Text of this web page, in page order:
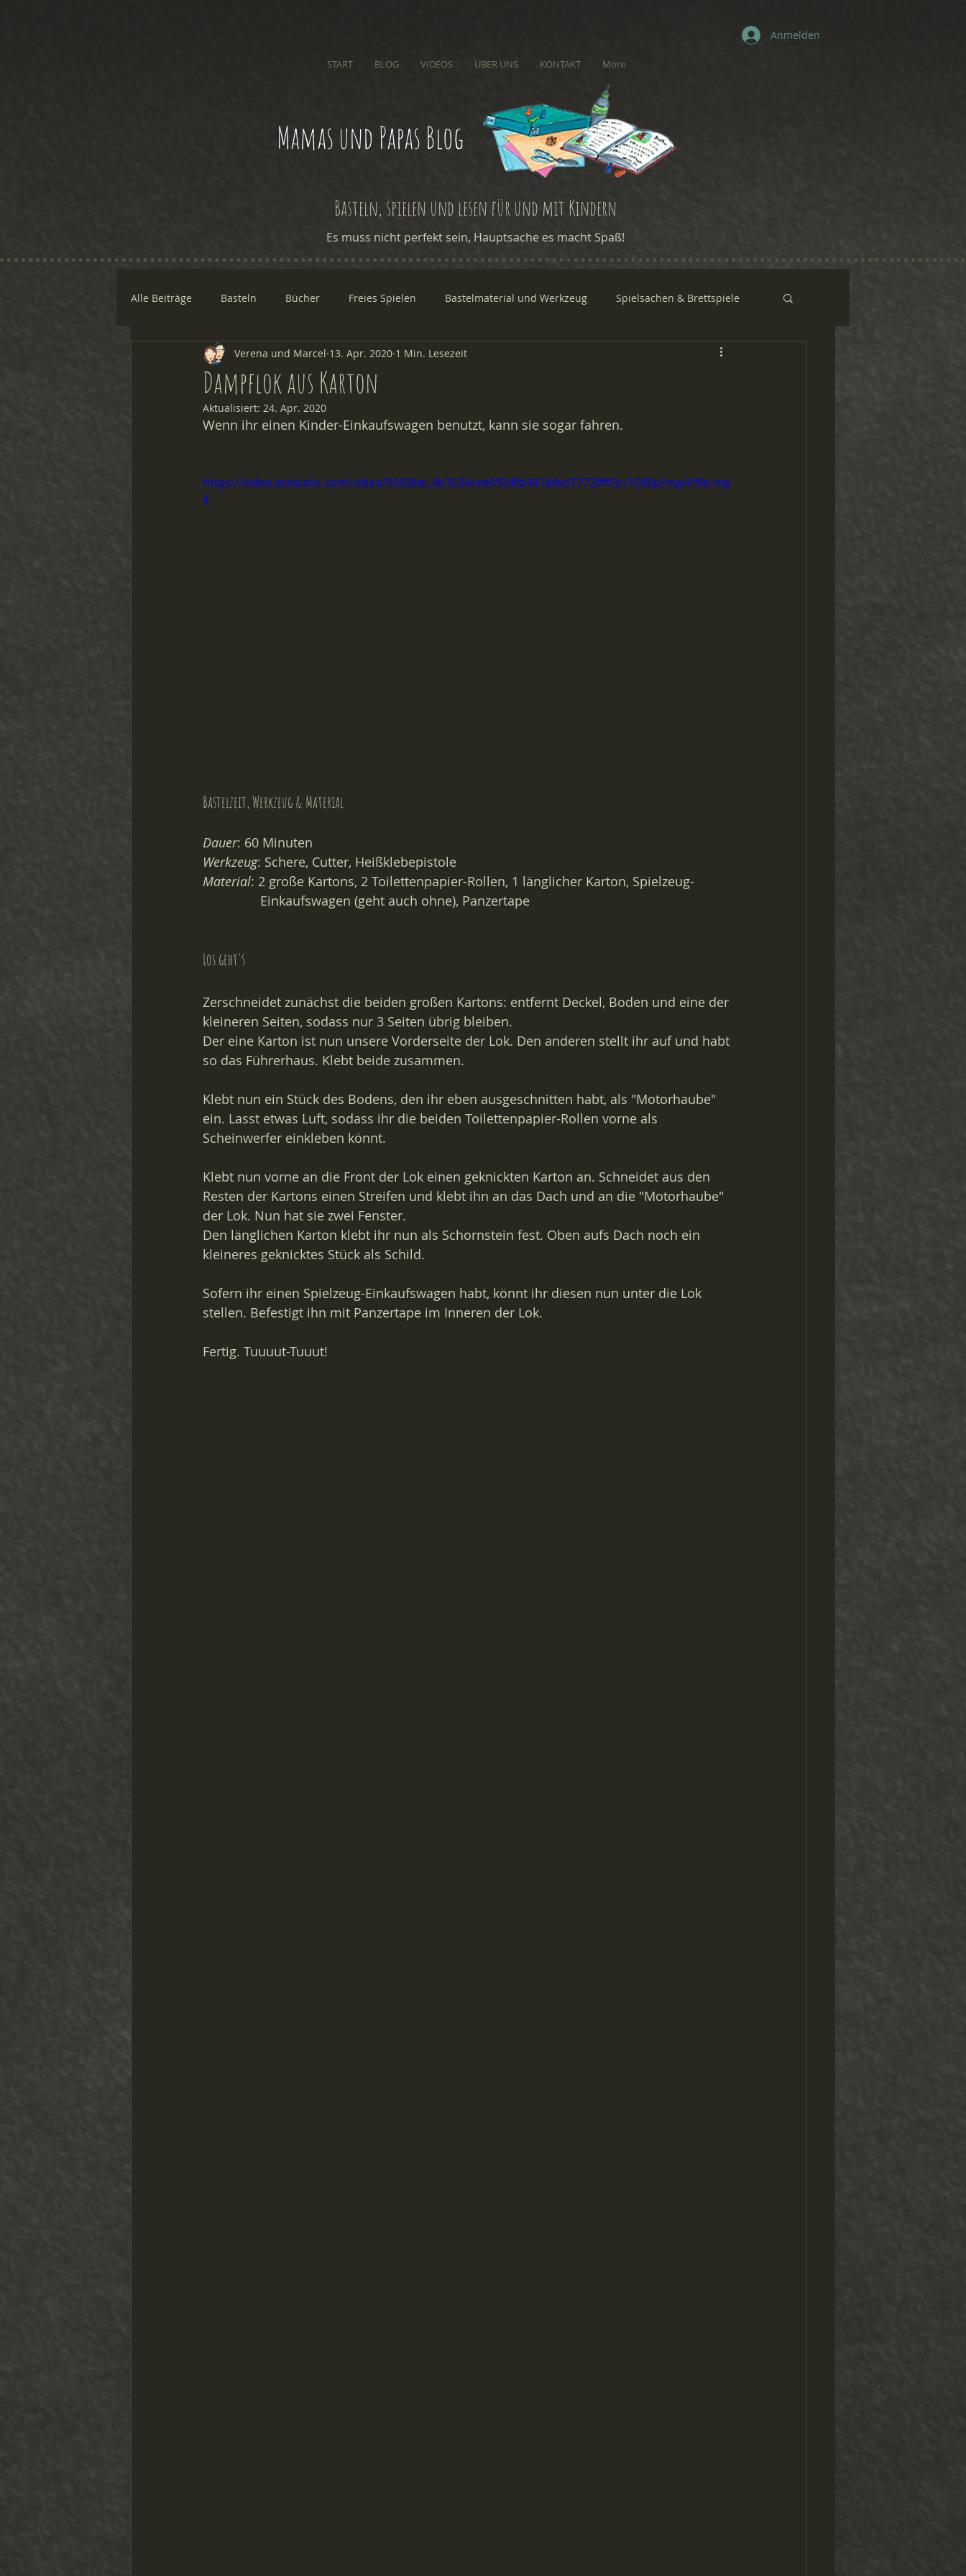
Anmelden
START BLOG VIDEOS ÜBER UNS KONTAKT More
Mamas und Papas Blog
Basteln, spielen und lesen für und mit Kindern
Es muss nicht perfekt sein, Hauptsache es macht Spaß!
Alle Beiträge Basteln Bücher Freies Spielen Bastelmaterial und Werkzeug Spielsachen & Brettspiele
Forschen & Experimentieren Aus der Kita
Dampflok aus Karton
Verena und Marcel 13. Apr. 2020 1 Min. Lesezeit
Aktualisiert: 24. Apr. 2020
Wenn ihr einen Kinder-Einkaufswagen benutzt, kann sie sogar fahren.
https://video.wixstatic.com/video/5503be_4b3534cee0934fb481bfed7772ffff3c/1080p/mp4/file.mp
4
Bastelzeit, Werkzeug & Material
Dauer: 60 Minuten
Werkzeug: Schere, Cutter, Heißklebepistole
Material: 2 große Kartons, 2 Toilettenpapier-Rollen, 1 länglicher Karton, Spielzeug-
                Einkaufswagen (geht auch ohne), Panzertape
Los geht's
Zerschneidet zunächst die beiden großen Kartons: entfernt Deckel, Boden und eine der
kleineren Seiten, sodass nur 3 Seiten übrig bleiben.
Der eine Karton ist nun unsere Vorderseite der Lok. Den anderen stellt ihr auf und habt
so das Führerhaus. Klebt beide zusammen.
Klebt nun ein Stück des Bodens, den ihr eben ausgeschnitten habt, als "Motorhaube"
ein. Lasst etwas Luft, sodass ihr die beiden Toilettenpapier-Rollen vorne als
Scheinwerfer einkleben könnt.
Klebt nun vorne an die Front der Lok einen geknickten Karton an. Schneidet aus den
Resten der Kartons einen Streifen und klebt ihn an das Dach und an die "Motorhaube"
der Lok. Nun hat sie zwei Fenster.
Den länglichen Karton klebt ihr nun als Schornstein fest. Oben aufs Dach noch ein
kleineres geknicktes Stück als Schild.
Sofern ihr einen Spielzeug-Einkaufswagen habt, könnt ihr diesen nun unter die Lok
stellen. Befestigt ihn mit Panzertape im Inneren der Lok.
Fertig. Tuuuut-Tuuut!